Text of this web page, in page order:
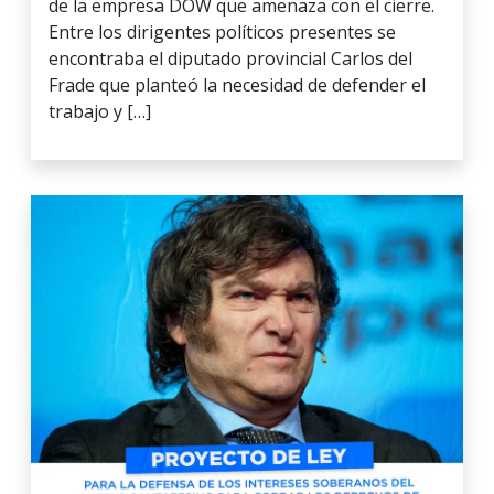
de la empresa DOW que amenaza con el cierre.
Entre los dirigentes políticos presentes se
encontraba el diputado provincial Carlos del
Frade que planteó la necesidad de defender el
trabajo y […]